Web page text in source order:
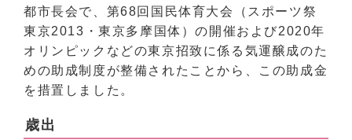
都市長会で、第68回国民体育大会（スポーツ祭
東京2013・東京多摩国体）の開催および2020年
オリンピックなどの東京招致に係る気運醸成のた
めの助成制度が整備されたことから、この助成金
を措置しました。
歳出